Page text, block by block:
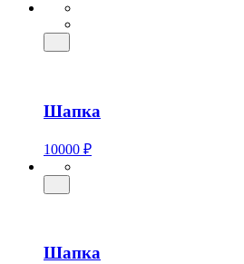
Шапка
10000 ₽
Шапка